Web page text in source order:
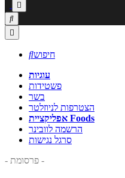



חיפוש
עוגיות
פשטידות
בשר
הצטרפות לניוזלטר
אפליקציית Foods
הרשמה לוובינר
סרגל נגישות
- פרסומת -